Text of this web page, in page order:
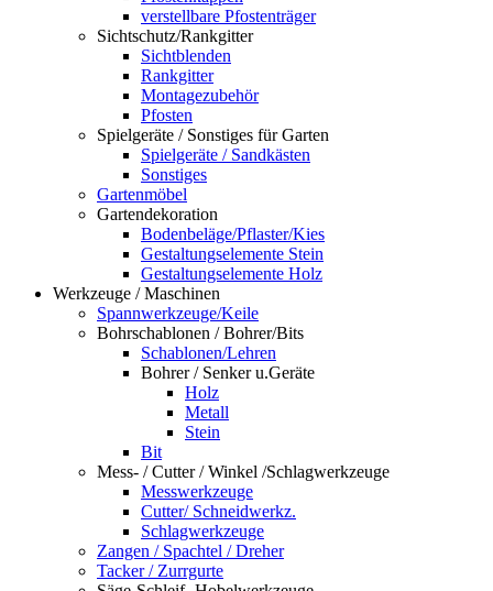
verstellbare Pfostenträger
Sichtschutz/Rankgitter
Sichtblenden
Rankgitter
Montagezubehör
Pfosten
Spielgeräte / Sonstiges für Garten
Spielgeräte / Sandkästen
Sonstiges
Gartenmöbel
Gartendekoration
Bodenbeläge/Pflaster/Kies
Gestaltungselemente Stein
Gestaltungselemente Holz
Werkzeuge / Maschinen
Spannwerkzeuge/Keile
Bohrschablonen / Bohrer/Bits
Schablonen/Lehren
Bohrer / Senker u.Geräte
Holz
Metall
Stein
Bit
Mess- / Cutter / Winkel /Schlagwerkzeuge
Messwerkzeuge
Cutter/ Schneidwerkz.
Schlagwerkzeuge
Zangen / Spachtel / Dreher
Tacker / Zurrgurte